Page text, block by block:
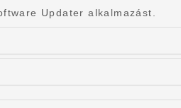
Updater alkalmazást.